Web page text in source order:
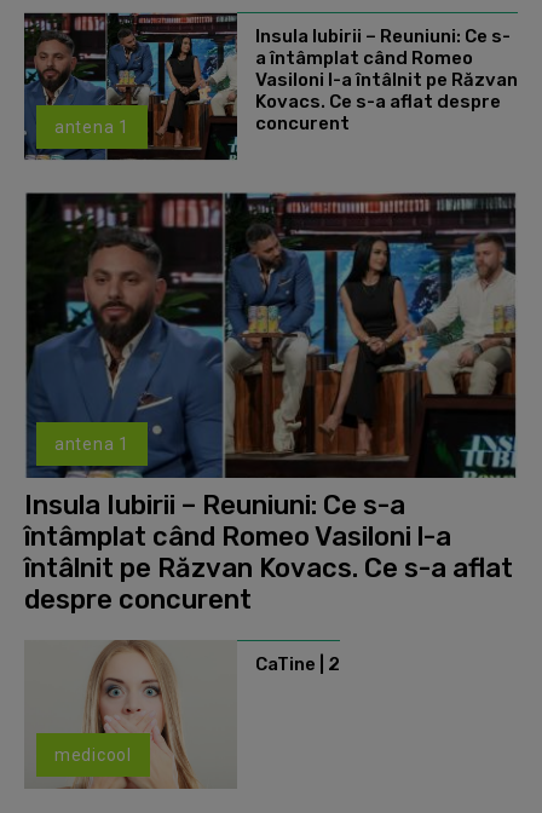
antena 1
Insula Iubirii – Reuniuni: Ce s-
a întâmplat când Romeo
Vasiloni l-a întâlnit pe Răzvan
Kovacs. Ce s-a aflat despre
concurent
antena 1
Insula Iubirii – Reuniuni: Ce s-a
întâmplat când Romeo Vasiloni l-a
întâlnit pe Răzvan Kovacs. Ce s-a aflat
despre concurent
medicool
CaTine | 2